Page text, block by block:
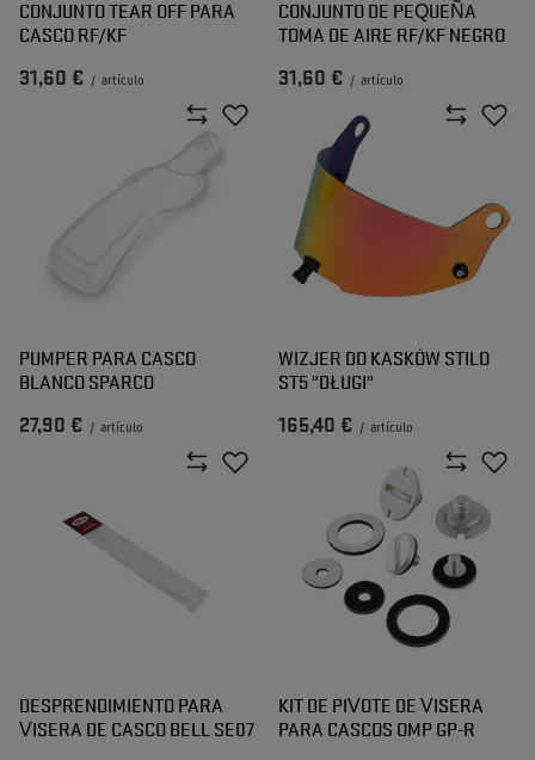
CONJUNTO TEAR OFF PARA
CASCO RF/KF
31,60 € / artículo
CONJUNTO DE PEQUEÑA
TOMA DE AIRE RF/KF NEGRO
31,60 € / artículo
PUMPER PARA CASCO
BLANCO SPARCO
27,90 € / artículo
WIZJER DO KASKÓW STILO
ST5 "DŁUGI"
165,40 € / artículo
DESPRENDIMIENTO PARA
VISERA DE CASCO BELL SE07
KIT DE PIVOTE DE VISERA
PARA CASCOS OMP GP-R